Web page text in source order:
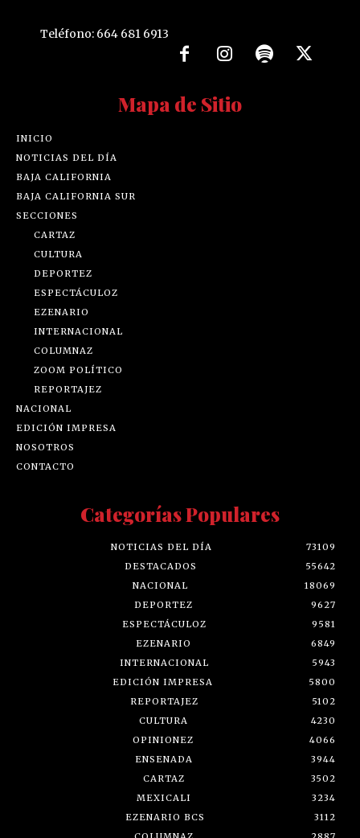
Teléfono: 664 681 6913
Mapa de Sitio
INICIO
NOTICIAS DEL DÍA
BAJA CALIFORNIA
BAJA CALIFORNIA SUR
SECCIONES
CARTAZ
CULTURA
DEPORTEZ
ESPECTÁCULOZ
EZENARIO
INTERNACIONAL
COLUMNAZ
ZOOM POLÍTICO
REPORTAJEZ
NACIONAL
EDICIÓN IMPRESA
NOSOTROS
CONTACTO
Categorías Populares
NOTICIAS DEL DÍA
73109
DESTACADOS
55642
NACIONAL
18069
DEPORTEZ
9627
ESPECTÁCULOZ
9581
EZENARIO
6849
INTERNACIONAL
5943
EDICIÓN IMPRESA
5800
REPORTAJEZ
5102
CULTURA
4230
OPINIONEZ
4066
ENSENADA
3944
CARTAZ
3502
MEXICALI
3234
EZENARIO BCS
3112